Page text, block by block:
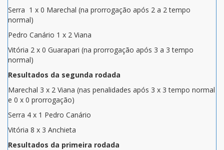
Serra 1 x 0 Marechal (na prorrogação após 2 a 2 tempo
normal)
Pedro Canário 1 x 2 Viana
Vitória 2 x 0 Guarapari (na prorrogação após 3 a 3 tempo
normal)
Resultados da segunda rodada
Marechal 3 x 2 Viana (nas penalidades após 3 x 3 tempo normal
e 0 x 0 prorrogação)
Serra 4 x 1 Pedro Canário
Vitória 8 x 3 Anchieta
Resultados da primeira rodada